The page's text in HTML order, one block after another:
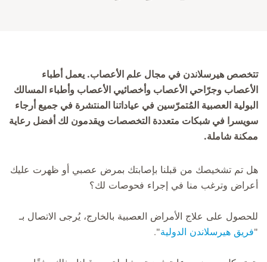
تتخصص هيرسلاندن في مجال علم الأعصاب. يعمل أطباء
الأعصاب وجرّاحي الأعصاب وأخصائيي الأعصاب وأطباء المسالك
البولية العصبية المُتمرّسين في عياداتنا المنتشرة في جميع أرجاء
سويسرا في شبكات متعددة التخصصات ويقدمون لك أفضل رعاية
ممكنة شاملة.
هل تم تشخيصك من قبلنا بإصابتك بمرض عصبي أو ظهرت عليك
أعراض وترغب منا في إجراء فحوصات لك؟
للحصول على علاج الأمراض العصبية بالخارج، يُرجى الاتصال بـ
"فريق هيرسلاندن الدولية".